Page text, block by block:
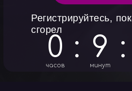
Регистрируйтесь,
сгорел
0
часов
: 9
минут
: